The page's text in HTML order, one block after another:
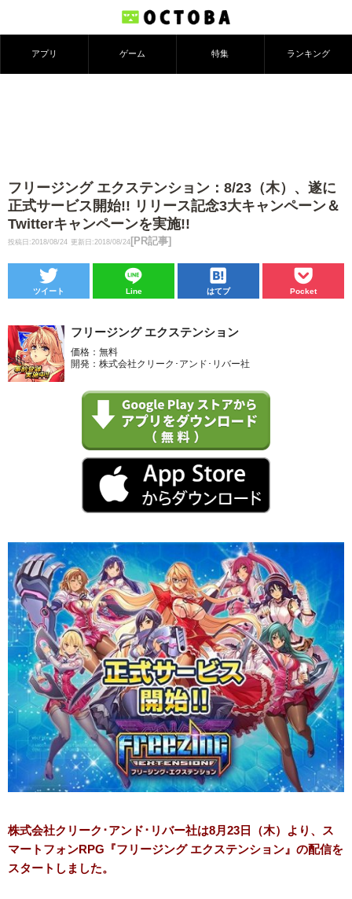
アプリ ゲーム 特集 ランキング
フリージング エクステンション：8/23（木）、遂に
正式サービス開始!! リリース記念3大キャンペーン＆
Twitterキャンペーンを実施!!
投稿日:2018/08/24 更新日:2018/08/24 [PR記事]
ツイート Line はてブ Pocket
フリージング エクステンション
価格：無料
開発：株式会社クリーク･アンド･リバー社
株式会社クリーク･アンド･リバー社は8月23日（木）より、ス
マートフォンRPG『フリージング エクステンション』の配信を
スタートしました。